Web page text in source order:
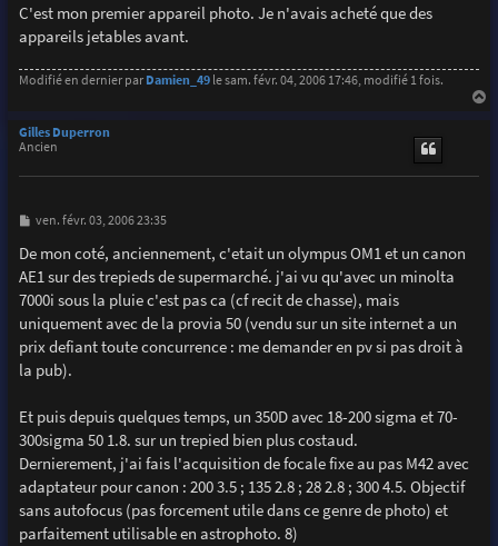
C'est mon premier appareil photo. Je n'avais acheté que des
appareils jetables avant.
Modifié en dernier par Damien_49le sam. févr. 04, 2006 17:46, modifié 1 fois.
Gilles Duperron
Ancien
M
s
s
a
g
e
ven. févr. 03, 2006 23:35
De mon coté, anciennement, c'etait un olympus OM1 et un canon
AE1 sur des trepieds de supermarché. j'ai vu qu'avec un minolta
7000i sous la pluie c'est pas ca (cf recit de chasse), mais
uniquement avec de la provia 50 (vendu sur un site internet a un
prix defiant toute concurrence : me demander en pv si pas droit à
la pub).
Et puis depuis quelques temps, un 350D avec 18-200 sigma et 70-
300sigma 50 1.8. sur un trepied bien plus costaud.
Dernierement, j'ai fais l'acquisition de focale fixe au pas M42 avec
adaptateur pour canon : 200 3.5 ; 135 2.8 ; 28 2.8 ; 300 4.5. Objectif
sans autofocus (pas forcement utile dans ce genre de photo) et
parfaitement utilisable en astrophoto. 8)